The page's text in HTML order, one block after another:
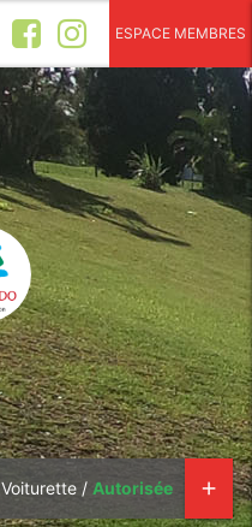
ESPACE MEMBRES
Voiturette / Autorisée add